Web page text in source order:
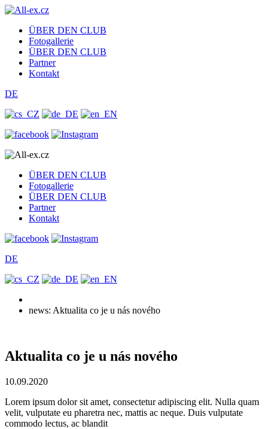
ÜBER DEN CLUB
Fotogallerie
ÜBER DEN CLUB
Partner
Kontakt
DE
CZ
DE EN
ÜBER DEN CLUB
Fotogallerie
ÜBER DEN CLUB
Partner
Kontakt
DE
CZ
DE EN
news: Aktualita co je u nás nového
Aktualita co je u nás nového
10.09.2020
Lorem ipsum dolor sit amet, consectetur adipiscing elit. Nulla quam
velit, vulputate eu pharetra nec, mattis ac neque. Duis vulputate
commodo lectus, ac blandit